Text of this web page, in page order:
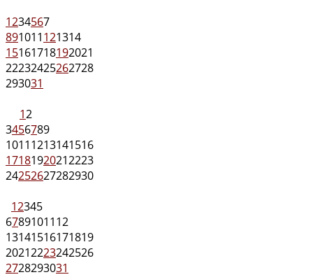
1234567
891011121314
15161718192021
22232425262728
293031
12
3456789
10111213141516
17181920212223
24252627282930
12345
6789101112
13141516171819
20212223242526
2728293031